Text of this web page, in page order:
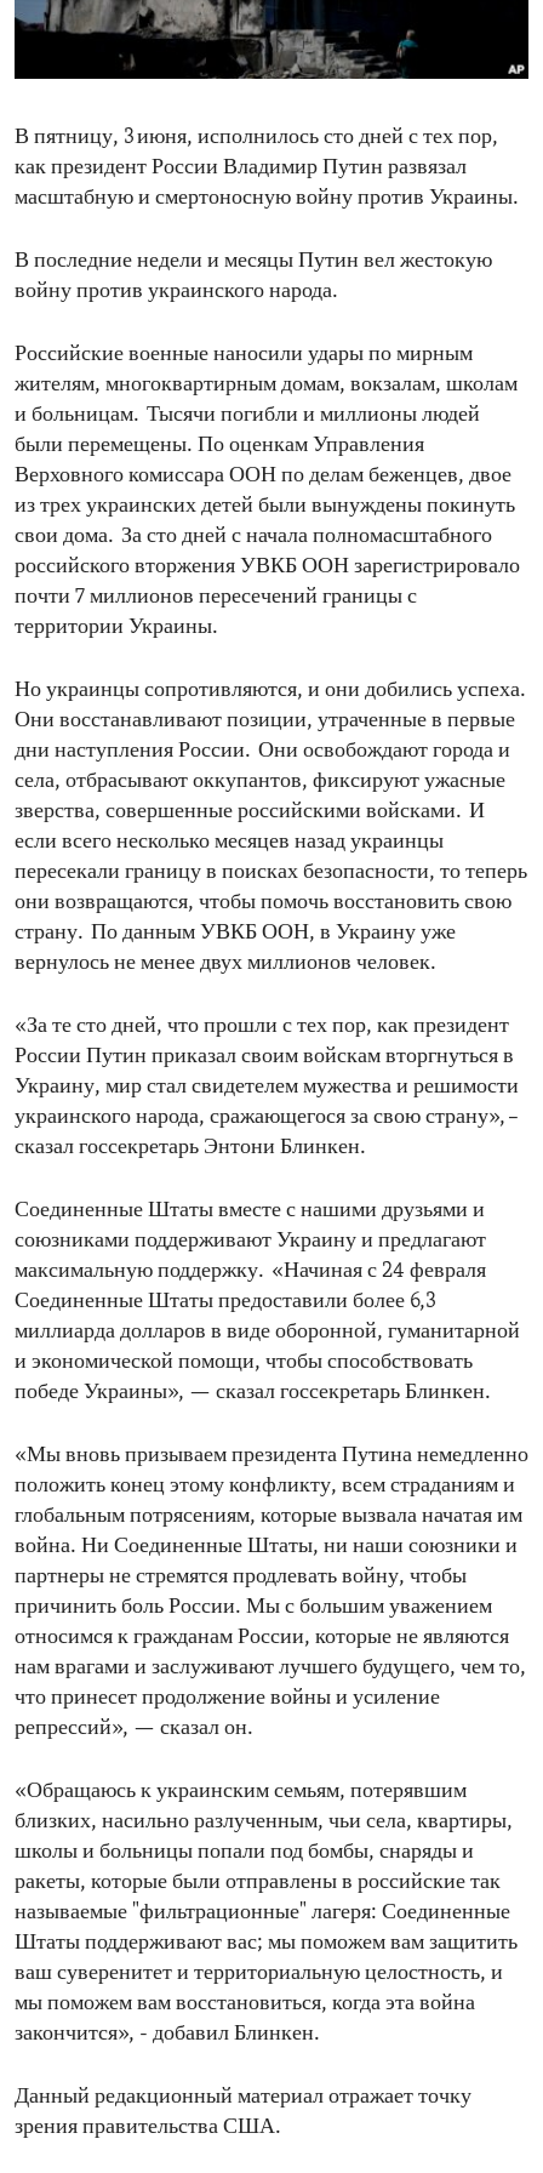
ENVIRONMENT AND HEALTH
IDEALS AND INSTITUTIONS
В пятницу, 3 июня, исполнилось сто дней с тех пор,
как президент России Владимир Путин развязал
масштабную и смертоносную войну против Украины.
В последние недели и месяцы Путин вел жестокую
войну против украинского народа.
Российские военные наносили удары по мирным
жителям, многоквартирным домам, вокзалам, школам
и больницам. Тысячи погибли и миллионы людей
были перемещены. По оценкам Управления
Верховного комиссара ООН по делам беженцев, двое
из трех украинских детей были вынуждены покинуть
свои дома. За сто дней с начала полномасштабного
российского вторжения УВКБ ООН зарегистрировало
почти 7 миллионов пересечений границы с
территории Украины.
Но украинцы сопротивляются, и они добились успеха.
Они восстанавливают позиции, утраченные в первые
дни наступления России. Они освобождают города и
села, отбрасывают оккупантов, фиксируют ужасные
зверства, совершенные российскими войсками. И
если всего несколько месяцев назад украинцы
пересекали границу в поисках безопасности, то теперь
они возвращаются, чтобы помочь восстановить свою
страну. По данным УВКБ ООН, в Украину уже
вернулось не менее двух миллионов человек.
«За те сто дней, что прошли с тех пор, как президент
России Путин приказал своим войскам вторгнуться в
Украину, мир стал свидетелем мужества и решимости
украинского народа, сражающегося за свою страну», –
сказал госсекретарь Энтони Блинкен.
Соединенные Штаты вместе с нашими друзьями и
союзниками поддерживают Украину и предлагают
максимальную поддержку. «Начиная с 24 февраля
Соединенные Штаты предоставили более 6,3
миллиарда долларов в виде оборонной, гуманитарной
и экономической помощи, чтобы способствовать
победе Украины», — сказал госсекретарь Блинкен.
«Мы вновь призываем президента Путина немедленно
положить конец этому конфликту, всем страданиям и
глобальным потрясениям, которые вызвала начатая им
война. Ни Соединенные Штаты, ни наши союзники и
партнеры не стремятся продлевать войну, чтобы
причинить боль России. Мы с большим уважением
относимся к гражданам России, которые не являются
нам врагами и заслуживают лучшего будущего, чем то,
что принесет продолжение войны и усиление
репрессий», — сказал он.
«Обращаюсь к украинским семьям, потерявшим
близких, насильно разлученным, чьи села, квартиры,
школы и больницы попали под бомбы, снаряды и
ракеты, которые были отправлены в российские так
называемые "фильтрационные" лагеря: Соединенные
Штаты поддерживают вас; мы поможем вам защитить
ваш суверенитет и территориальную целостность, и
мы поможем вам восстановиться, когда эта война
закончится», - добавил Блинкен.
Данный редакционный материал отражает точку
зрения правительства США.